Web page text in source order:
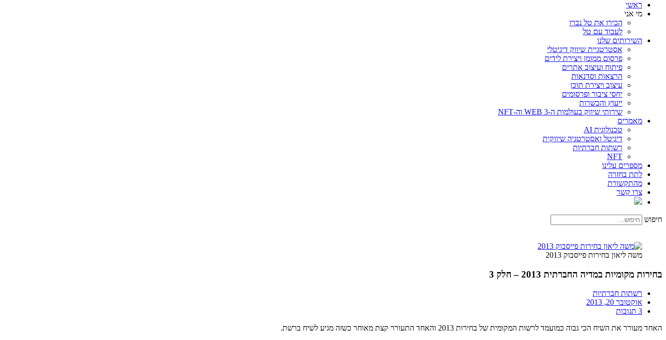
ראשי
מי אני
הכירו את טל נברו
לעבוד עם טל
השירותים שלנו
אסטרטגיית שיווק דיגיטלי
פרסום ממומן ויצירת לידים
פיתוח ועיצוב אתרים
הרצאות וסדנאות
עיצוב ויצירת תוכן
יחסי ציבור ופרסומים
ייעוץ והכשרות
שירותי שיווק בעולמות ה-WEB 3 וה-NFT
מאמרים
טכנולוגית AI
דיגיטל ואסטרטגיה שיווקית
רשתות חברתיות
NFT
מספרים עלינו
לתת בחזרה
מהתקשורת
צרו קשר
חיפוש
משה ליאון בחירות פייסבוק 2013
בחירות מקומיות במדיה החברתית 2013 – חלק 3
רשתות חברתיות
אוקטובר 20, 2013
3 תגובות
האחד מעורר את השיח הכי גבוה כמועמד לרשות המקומית של בחירות 2013 והאחד התעורר קצת מאוחר כשזה מגיע לשיח ברשת.